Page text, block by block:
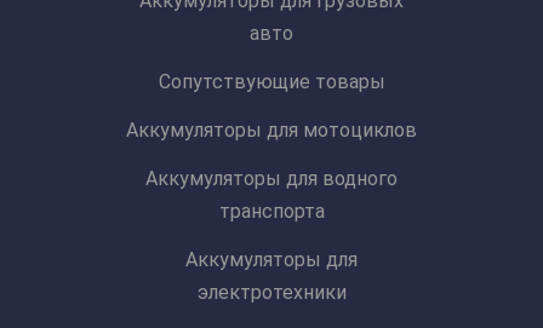
авто
Сопутствующие товары
Аккумуляторы для мотоциклов
Аккумуляторы для водного
транспорта
Аккумуляторы для
электротехники